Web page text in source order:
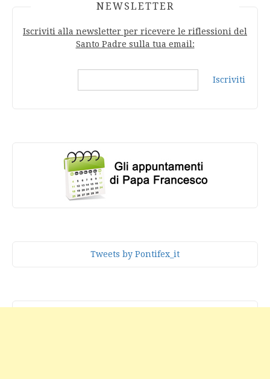
NEWSLETTER
Iscriviti alla newsletter per ricevere le riflessioni del
Santo Padre sulla tua email:
Iscriviti
Tweets by Pontifex_it